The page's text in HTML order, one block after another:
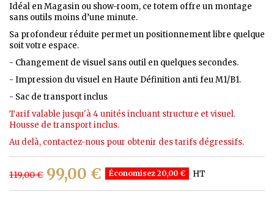
Idéal en Magasin ou show-room, ce totem offre un montage
sans outils moins d’une minute.
Sa profondeur réduite permet un positionnement libre quelque
soit votre espace.
- Changement de visuel sans outil en quelques secondes.
- Impression du visuel en Haute Définition anti feu M1/B1.
- Sac de transport inclus
Tarif valable jusqu'à 4 unités incluant structure et visuel.
Housse de transport inclus.
Au delà, contactez-nous pour obtenir des tarifs dégressifs.
119,00 € 99,00 € Économisez 20,00 € HT